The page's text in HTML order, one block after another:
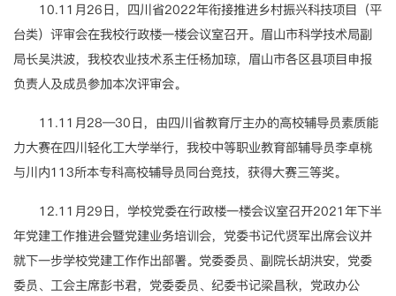
10.11月26日，四川省2022年衔接推进乡村振兴科技项目（平
台类）评审会在我校行政楼一楼会议室召开。眉山市科学技术局副
局长吴洪波，我校农业技术系主任杨加琼，眉山市各区县项目申报
负责人及成员参加本次评审会。
11.11月28—30日，由四川省教育厅主办的高校辅导员素质能
力大赛在四川轻化工大学举行，我校中等职业教育部辅导员李卓桃
与川内113所本专科高校辅导员同台竞技，获得大赛三等奖。
12.11月29日，学校党委在行政楼一楼会议室召开2021年下半
年党建工作推进会暨党建业务培训会，党委书记代贤军出席会议并
就下一步学校党建工作作出部署。党委委员、副院长胡洪安，党委
委员、工会主席彭书君，党委委员、纪委书记梁昌秋，党政办公